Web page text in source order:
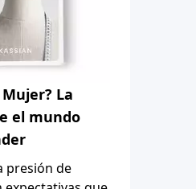
La
el mundo
presión de